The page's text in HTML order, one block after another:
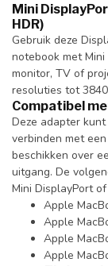
Mini
HDR)
Gebruik deze
notebook met
monitor, TV of
resoluties tot
Compatibel
Deze adapter
verbinden met
beschikken over
uitgang. De
Mini DisplayPort
Apple
Apple
Apple
Apple